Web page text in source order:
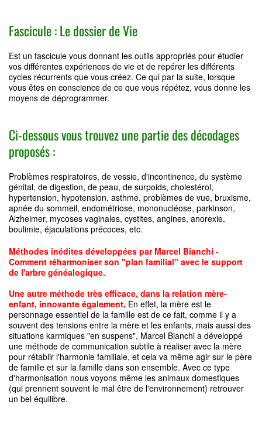
Fascicule : Le dossier de Vie
Est un fascicule vous donnant les outils appropriés pour étudier
vos différentes expériences de vie et de repérer les différents
cycles récurrents que vous créez. Ce qui par la suite, lorsque
vous êtes en conscience de ce que vous répétez, vous donne les
moyens de déprogrammer.
Ci-dessous vous trouvez une partie des décodages
proposés :
Problèmes respiratoires, de vessie, d'incontinence, du système
génital, de digestion, de peau, de surpoids, cholestérol,
hypertension, hypotension, asthme, problèmes de vue, bruxisme,
apnée du sommeil, endométriose, mononucléose, parkinson,
Alzheimer, mycoses vaginales, cystites, angines, anorexie,
boulimie, éjaculations précoces, etc.
Méthodes inédites développées par Marcel Bianchi -
Comment réharmoniser son "plan familial" avec le support
de l'arbre généalogique.
Une autre méthode très efficace, dans la relation mère-
enfant, innovante également. En effet, la mère est le
personnage essentiel de la famille est de ce fait, comme il y a
souvent des tensions entre la mère et les enfants, mais aussi des
situations karmiques "en suspens", Marcel Bianchi a développé
une méthode de communication subtile à réaliser avec la mère
pour rétablir l'harmonie familiale, et cela va même agir sur le père
de famille et sur la famille dans son ensemble. Avec ce type
d'harmonisation nous voyons même les animaux domestiques
(qui prennent souvent le mal être de l'environnement) retrouver
un bel équilibre.